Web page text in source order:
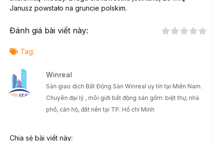
Janusz powstało na gruncie polskim.
Đánh giá bài viết này:
Tag:
Winreal
Sàn giao dịch Bất Động Sản Winreal uy tín tại Miền Nam.
Chuyên đại lý , môi giới bất động sản gồm: biệt thự, nhà
phố, căn hộ, đất nền tại TP. Hồ chí Minh
Chia sẻ bài viết này: